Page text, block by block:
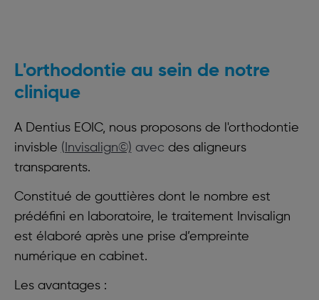
L'orthodontie au sein de notre
clinique
A Dentius EOIC, nous proposons de l'orthodontie
invisble (Invisalign©) avec des aligneurs
transparents.
Constitué de gouttières dont le nombre est
prédéfini en laboratoire, le traitement Invisalign
est élaboré après une prise d’empreinte
numérique en cabinet.
Les avantages :